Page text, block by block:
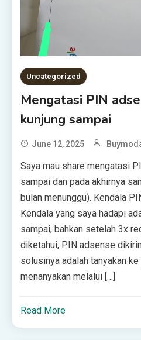
Uncategorized
Mengatasi PIN
kunjung sampai
June 12, 2025
Saya mau share mengatasi
sampai dan pada akhirnya
bulan menunggu). Kendala
Kendala yang saya hadapi
sampai, bahkan setelah 3x
diketahui, PIN adsense
solusinya adalah tanyakan
menanyakan melalui […]
Read More